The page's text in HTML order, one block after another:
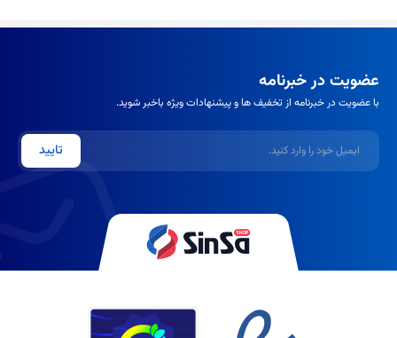
عضویت در خبرنامه
با عضویت در خبرنامه از تخفیف ها و پیشنهادات ویژه باخبر شوید.
ایمیل
تایید